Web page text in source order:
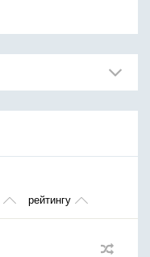
рейтингу